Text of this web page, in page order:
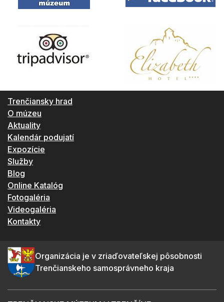
Trenčiansky hrad
O múzeu
Aktuality
Kalendár podujatí
Expozície
Služby
Blog
Online Katalóg
Fotogaléria
Videogaléria
Kontakty
Organizácia je v zriaďovateľskej pôsobnosti
Trenčianskeho samosprávneho kraja